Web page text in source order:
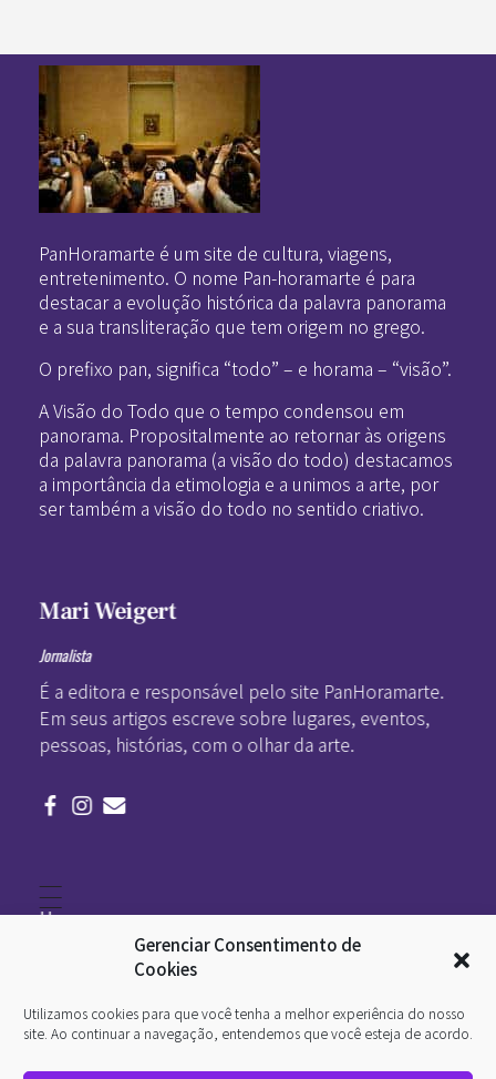
Gerenciar Consentimento de
Cookies
Utilizamos cookies para que você tenha a melhor experiência do nosso
site. Ao continuar a navegação, entendemos que você esteja de acordo.
PanHoramarte é um site de cultura, viagens,
entretenimento. O nome Pan-horamarte é para
destacar a evolução histórica da palavra panorama
e a sua transliteração que tem origem no grego.
O prefixo pan, significa “todo” – e horama – “visão”.
A Visão do Todo que o tempo condensou em
panorama. Propositalmente ao retornar às origens
da palavra panorama (a visão do todo) destacamos
a importância da etimologia e a unimos a arte, por
ser também a visão do todo no sentido criativo.
Mari Weigert
Jornalista
É a editora e responsável pelo site PanHoramarte.
Em seus artigos escreve sobre lugares, eventos,
pessoas, histórias, com o olhar da arte.
Home
Arte
O que é arte
InternetArt
Quem somos